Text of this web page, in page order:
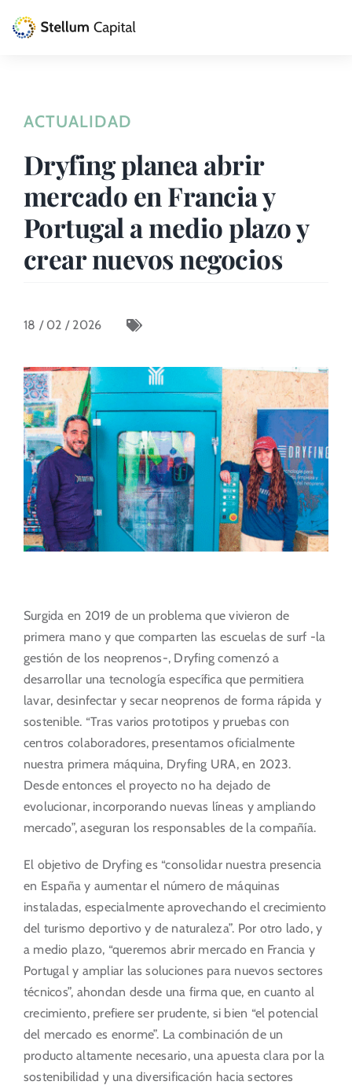
Private Equity
Venture Capital
Artizarra Fundazioa
ESG
Portal del Inversor
ES
ACTUALIDAD
Dryfing planea abrir
mercado en Francia y
Portugal a medio plazo y
crear nuevos negocios
18 / 02 / 2026
Surgida en 2019 de un problema que vivieron de
primera mano y que comparten las escuelas de surf -la
gestión de los neoprenos-, Dryfing comenzó a
desarrollar una tecnología específica que permitiera
lavar, desinfectar y secar neoprenos de forma rápida y
sostenible. “Tras varios prototipos y pruebas con
centros colaboradores, presentamos oficialmente
nuestra primera máquina, Dryfing URA, en 2023.
Desde entonces el proyecto no ha dejado de
evolucionar, incorporando nuevas líneas y ampliando
mercado”, aseguran los responsables de la compañía.
El objetivo de Dryfing es “consolidar nuestra presencia
en España y aumentar el número de máquinas
instaladas, especialmente aprovechando el crecimiento
del turismo deportivo y de naturaleza”. Por otro lado, y
a medio plazo, “queremos abrir mercado en Francia y
Portugal y ampliar las soluciones para nuevos sectores
técnicos”, ahondan desde una firma que, en cuanto al
crecimiento, prefiere ser prudente, si bien “el potencial
del mercado es enorme”. La combinación de un
producto altamente necesario, una apuesta clara por la
sostenibilidad y una diversificación hacia sectores